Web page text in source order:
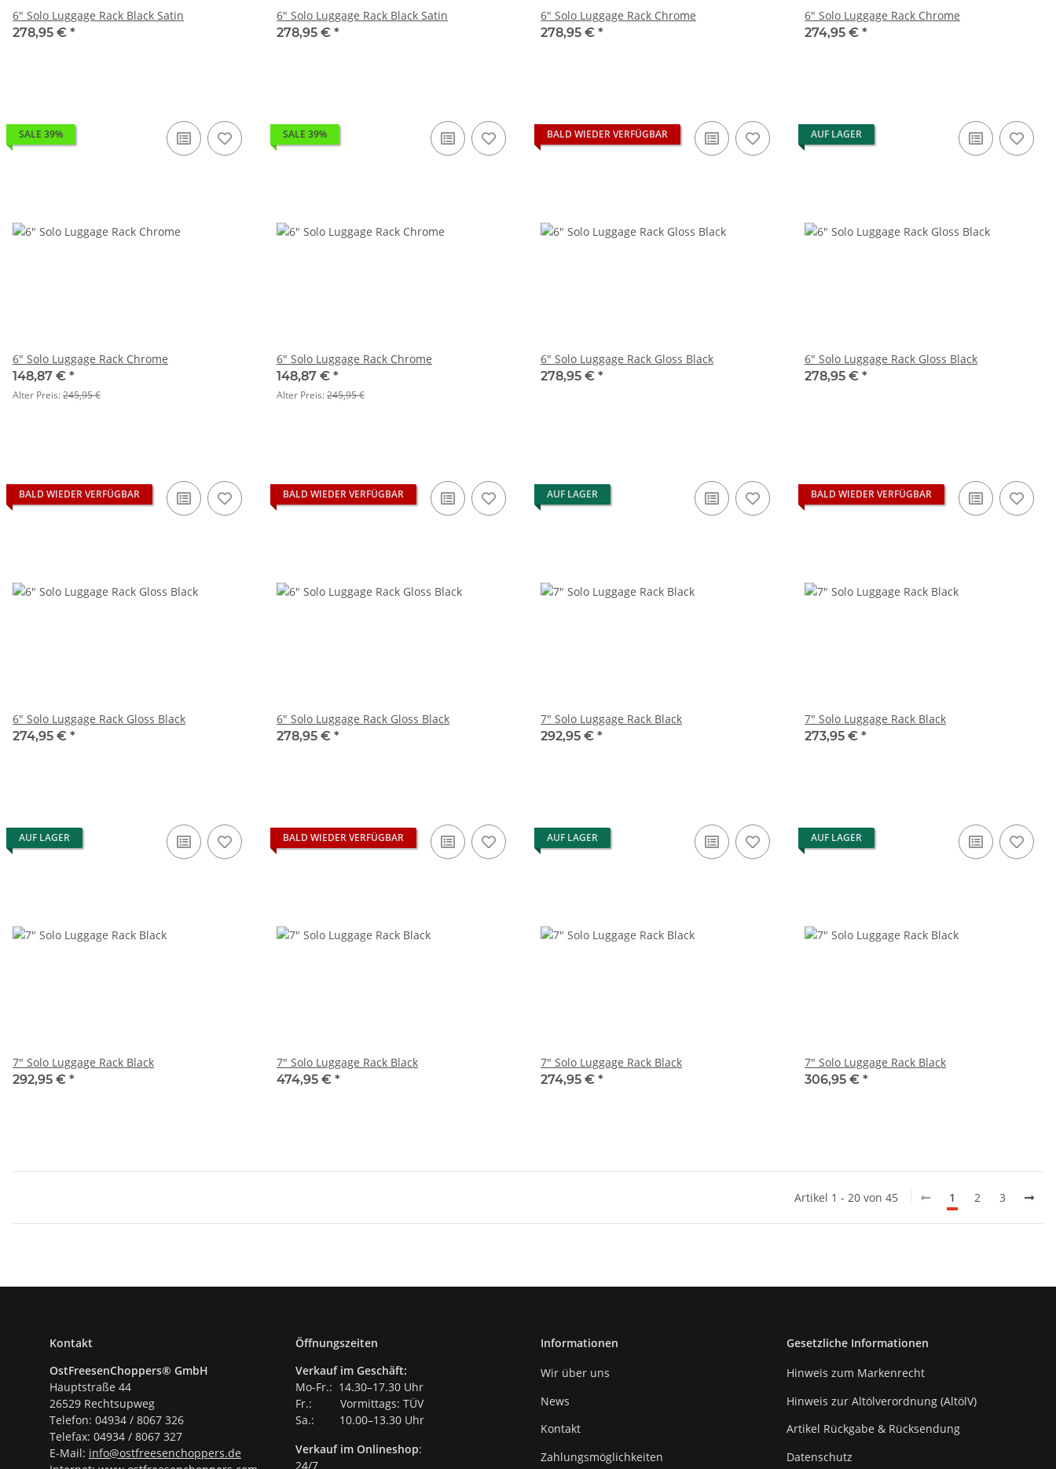
6" Solo Luggage Rack Black Satin
278,95 € *
6" Solo Luggage Rack Black Satin
278,95 € *
6" Solo Luggage Rack Chrome
278,95 € *
6" Solo Luggage Rack Chrome
274,95 € *
SALE 39%
6" Solo Luggage Rack Chrome
148,87 € *
Alter Preis:245,95 €
SALE 39%
6" Solo Luggage Rack Chrome
148,87 € *
Alter Preis:245,95 €
BALD WIEDER VERFÜGBAR
6" Solo Luggage Rack Gloss Black
278,95 € *
AUF LAGER
6" Solo Luggage Rack Gloss Black
278,95 € *
BALD WIEDER VERFÜGBAR
6" Solo Luggage Rack Gloss Black
274,95 € *
BALD WIEDER VERFÜGBAR
6" Solo Luggage Rack Gloss Black
278,95 € *
AUF LAGER
7" Solo Luggage Rack Black
292,95 € *
BALD WIEDER VERFÜGBAR
7" Solo Luggage Rack Black
273,95 € *
AUF LAGER
7" Solo Luggage Rack Black
292,95 € *
BALD WIEDER VERFÜGBAR
7" Solo Luggage Rack Black
474,95 € *
AUF LAGER
7" Solo Luggage Rack Black
274,95 € *
AUF LAGER
7" Solo Luggage Rack Black
306,95 € *
Artikel 1 - 20 von 45 1 2 3
Kontakt
OstFreesenChoppers® GmbH
Hauptstraße 44
26529 Rechtsupweg
Telefon: 04934 / 8067 326
Telefax: 04934 / 8067 327
E-Mail: info@ostfreesenchoppers.de
Öffnungszeiten
Verkauf im Geschäft:
Mo-Fr.: 14.30–17.30 Uhr
Fr.: Vormittags: TÜV
Sa.: 10.00–13.30 Uhr
Verkauf im Onlineshop:
24/7
Informationen
Wir über uns
News
Kontakt
Zahlungsmöglichkeiten
Gesetzliche Informationen
Hinweis zum Markenrecht
Hinweis zur Altölverordnung (AltölV)
Artikel Rückgabe & Rücksendung
Datenschutz